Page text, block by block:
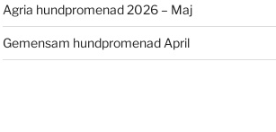
Agria hundpromenad 2026 – Maj
Gemensam hundpromenad April